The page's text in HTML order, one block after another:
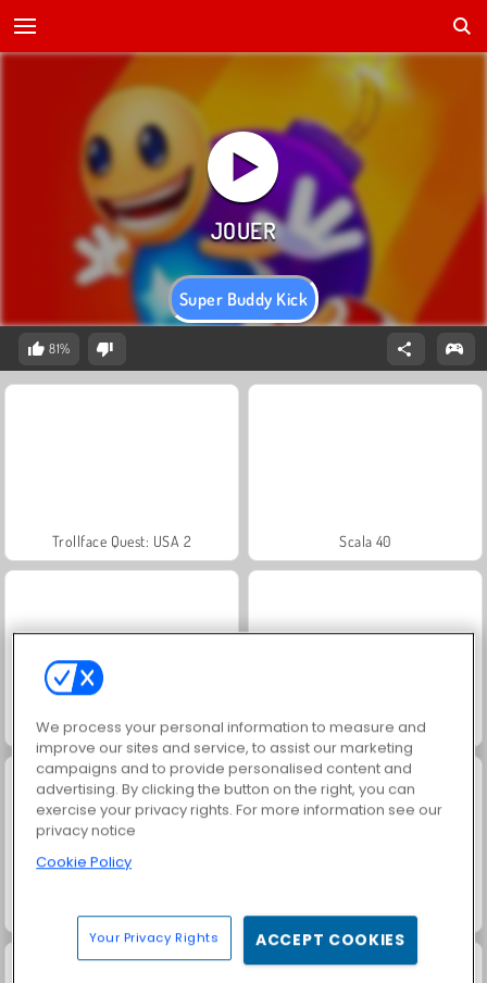
Super Buddy Kick
81%
Trollface Quest: USA 2 Scala 40
Juice Merge Heroes of Myths
Grand Mahjong Connect
We process your personal information to measure and
improve our sites and service, to assist our marketing
campaigns and to provide personalised content and
advertising. By clicking the button on the right, you can
exercise your privacy rights. For more information see our
privacy notice
Cookie Policy
Your Privacy Rights ACCEPT COOKIES